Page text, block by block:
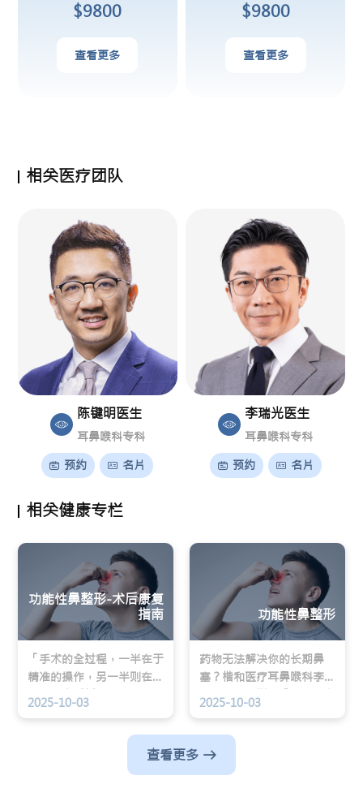
$9800
查看更多
$9800
查看更多
相关医疗团队
陈键明医生
耳鼻喉科专科
预约
名片
李瑞光医生
耳鼻喉科专科
预约
名片
相关健康专栏
功能性鼻整形-术后康复
指南
「手术的全过程，一半在于
精准的操作，另一半则在于
细致的术后护理。」遵循正
2025-10-03
功能性鼻整形
药物无法解决你的长期鼻
塞？楷和医疗耳鼻喉科李瑞
光医生为你详解「功能性鼻
吸，提升睡眠品质。
2025-10-03
查看更多